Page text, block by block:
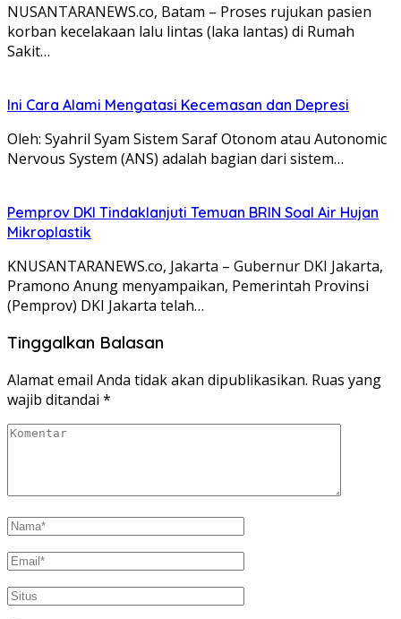
NUSANTARANEWS.co, Batam – Proses rujukan pasien
korban kecelakaan lalu lintas (laka lantas) di Rumah
Sakit…
Ini Cara Alami Mengatasi Kecemasan dan Depresi
Oleh: Syahril Syam Sistem Saraf Otonom atau Autonomic
Nervous System (ANS) adalah bagian dari sistem…
Pemprov DKI Tindaklanjuti Temuan BRIN Soal Air Hujan
Mikroplastik
KNUSANTARANEWS.co, Jakarta – Gubernur DKI Jakarta,
Pramono Anung menyampaikan, Pemerintah Provinsi
(Pemprov) DKI Jakarta telah…
Tinggalkan Balasan
Alamat email Anda tidak akan dipublikasikan. Ruas yang
wajib ditandai *